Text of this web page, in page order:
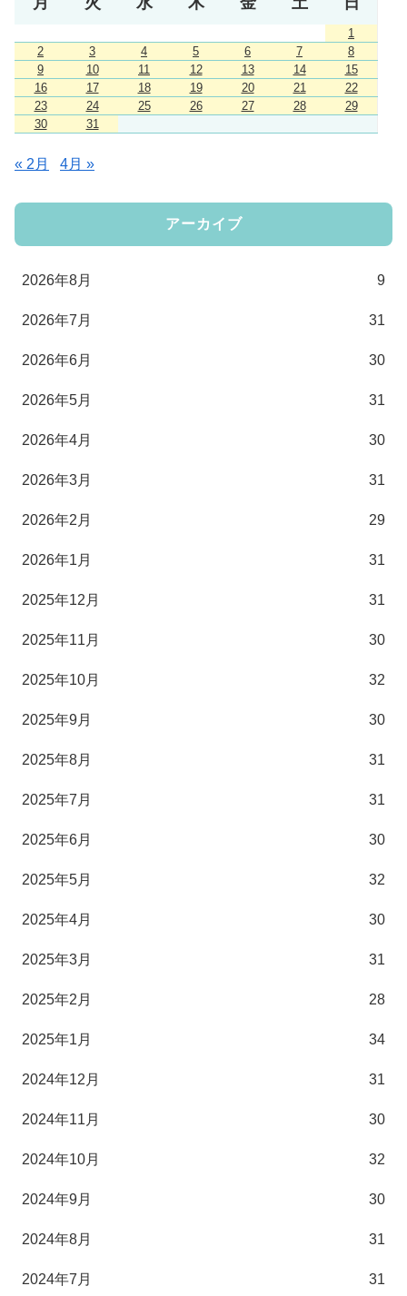
1
2
3 4 5 6 7
8
9
10 11 12 13 14
15
16
17 18 19 20 21
22
23
24 25 26 27 28
29
30
31
« 2月 4月 »
アーカイブ
2026年8月 9
2026年7月 31
2026年6月 30
2026年5月 31
2026年4月 30
2026年3月 31
2026年2月 29
2026年1月 31
2025年12月 31
2025年11月 30
2025年10月 32
2025年9月 30
2025年8月 31
2025年7月 31
2025年6月 30
2025年5月 32
2025年4月 30
2025年3月 31
2025年2月 28
2025年1月 34
2024年12月 31
2024年11月 30
2024年10月 32
2024年9月 30
2024年8月 31
2024年7月 31